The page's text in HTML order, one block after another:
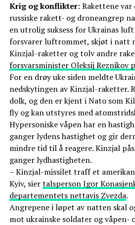
Krig og konflikter: Rakettene var
russiske rakett- og droneangrep
en utrolig suksess for Ukrainas
forsvarer luftrommet, skjøt i natt
Kinzjal-raketter og tolv andre
forsvarsminister Oleksij Reznikov
For en drøy uke siden meldte
nedskytingen av Kinzjal-raketter.
dolk, og den er kjent i Nato som
fly og kan utstyres med
Hypersoniske våpen har en
ganger lydens hastighet og gir
mindre tid til å reagere. Kinzjal
ganger lydhastigheten.
– Kinzjal-missilet traff et
Kyiv, siertalsperson Igor
departementets nettavis Zvezda.
Angrepene i løpet av natten skal
mot ukrainske soldater og våpen-